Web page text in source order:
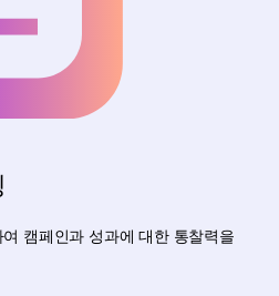
캠페인과 성과에 대한 통찰력을